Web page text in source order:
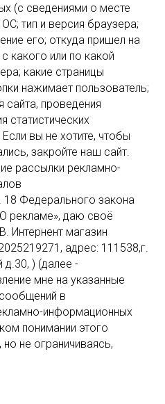
(с сведениями о месте
тип и версия браузера;
его; откуда пришел на
какого или по какой
какие страницы
нажимает пользователь;
сайта, проведения
статистических
вы не хотите, чтобы
закройте наш сайт.
рассылки рекламно-
18 Федерального закона
рекламе», даю своё
Интернент магазин
адрес: 111538,г.
) (далее -
мне на указанные
в
информационных
понимании этого
не ограничиваясь,